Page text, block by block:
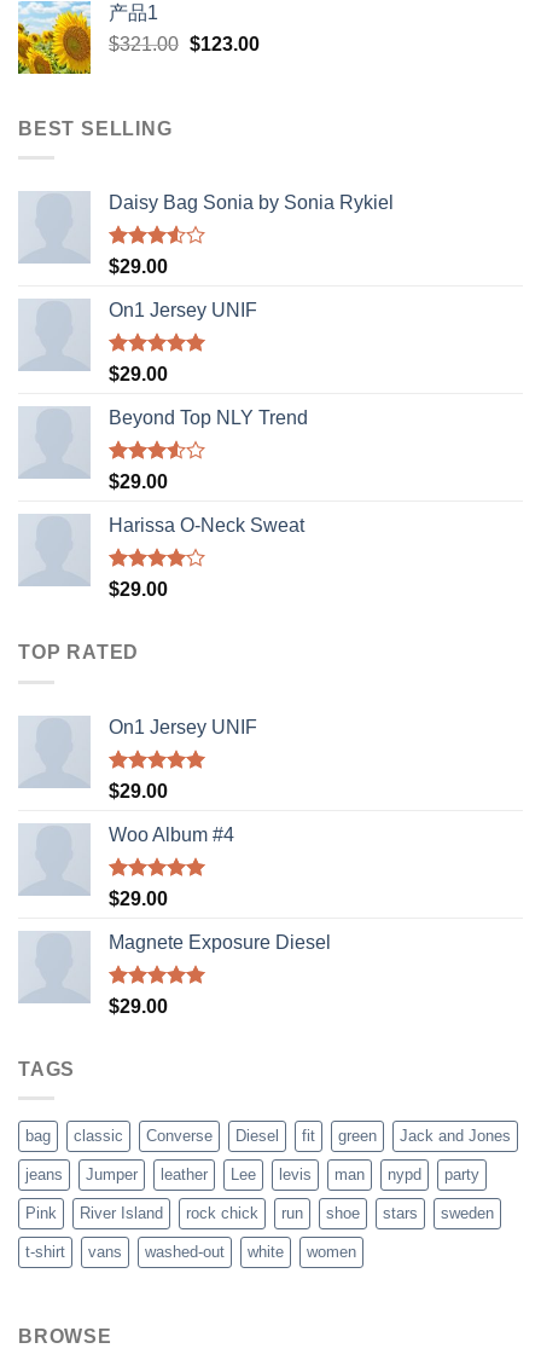
产品1
$321.00 Original
$123.00Current
BEST SELLING
Daisy Bag Sonia by Sonia Rykiel
Rated
of 5
$29.00
On1 Jersey UNIF
Rated5.00
$29.00
Beyond Top NLY Trend
Rated
of 5
$29.00
Harissa O-Neck Sweat
Rated
$29.00
TOP RATED
On1 Jersey UNIF
Rated5.00
$29.00
Woo Album #4
Rated5.00
$29.00
Magnete Exposure Diesel
Rated5.00
$29.00
TAGS
bag classic Converse Diesel fit green Jack and Jones
jeans Jumper leather Lee levis man nypd party
Pink River Island rock chick run shoe stars sweden
t-shirt vans washed-out white women
BROWSE